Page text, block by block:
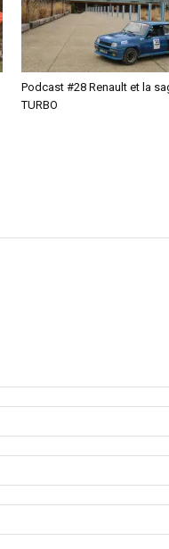
Podcast #28 Renault et la
TURBO